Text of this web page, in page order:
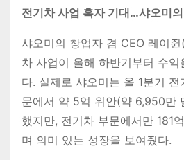
전기차 사업 흑자 기대…샤오미
샤오미의 창업자 겸 CEO 레이
차 사업이 올해 하반기부터 수익
다. 실제로 샤오미는 올 1분기
문에서 약 5억 위안(약 6,950만
했지만, 전기차 부문에서만 181
며 의미 있는 성장을 보여줬다.